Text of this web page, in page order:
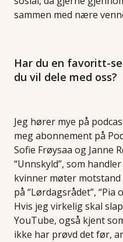
sammen med nære
Har du en favoritt-
du vil dele med oss?
Jeg hører mye på
meg abonnement på
Sofie Frøysaa og Janne
“Unnskyld”, som
kvinner møter motstand
på “Lørdagsrådet”, “Pia
Hvis jeg virkelig skal
YouTube, også kjent
ikke har prøvd det før,